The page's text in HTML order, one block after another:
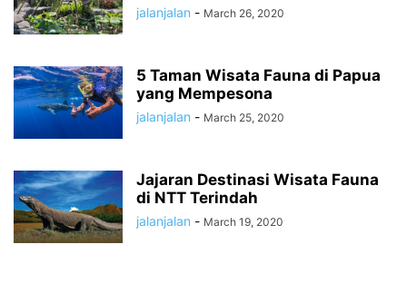
jalanjalan - March 26, 2020
5 Taman Wisata Fauna di Papua
yang Mempesona
jalanjalan - March 25, 2020
Jajaran Destinasi Wisata Fauna
di NTT Terindah
jalanjalan - March 19, 2020